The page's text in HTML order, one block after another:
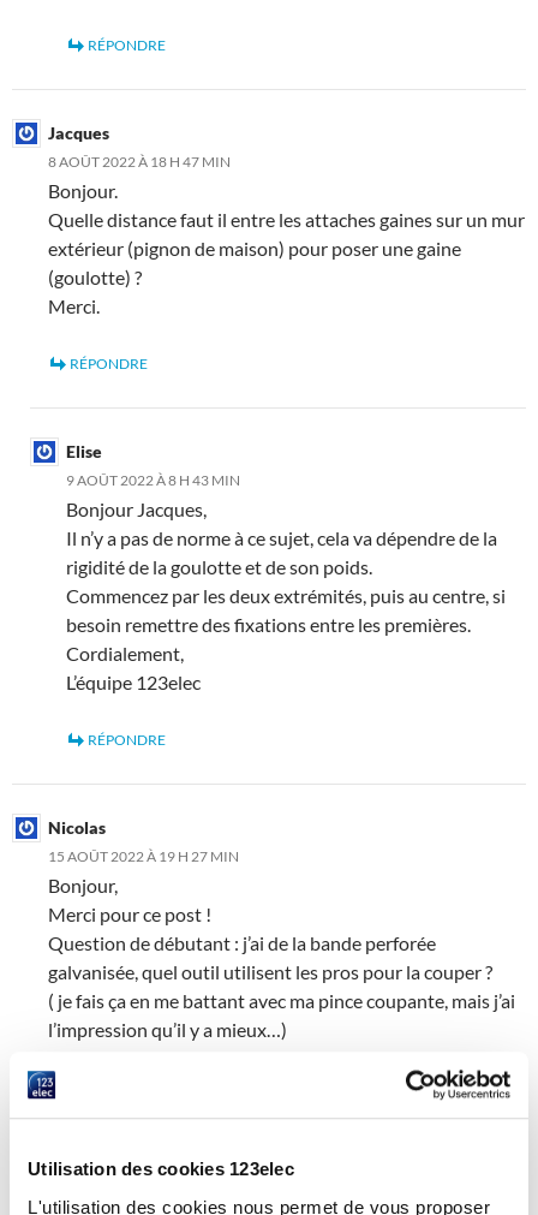
Utilisation des cookies 123elec
L'utilisation des cookies nous permet de vous proposer
RÉPONDRE
Jacques
8 AOÛT 2022 À 18 H 47 MIN
Bonjour.
Quelle distance faut il entre les attaches gaines sur un mur
extérieur (pignon de maison) pour poser une gaine
(goulotte) ?
Merci.
RÉPONDRE
Elise
9 AOÛT 2022 À 8 H 43 MIN
Bonjour Jacques,
Il n’y a pas de norme à ce sujet, cela va dépendre de la
rigidité de la goulotte et de son poids.
Commencez par les deux extrémités, puis au centre, si
besoin remettre des fixations entre les premières.
Cordialement,
L’équipe 123elec
RÉPONDRE
Nicolas
15 AOÛT 2022 À 19 H 27 MIN
Bonjour,
Merci pour ce post !
Question de débutant : j’ai de la bande perforée
galvanisée, quel outil utilisent les pros pour la couper ?
( je fais ça en me battant avec ma pince coupante, mais j’ai
l’impression qu’il y a mieux…)
RÉPONDRE
Gauthier COMPIN